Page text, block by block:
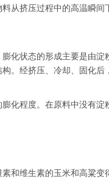
从挤压过程中的高温瞬
化状态的形成主要是由
。经挤压、冷却、固化
化程度。在原料中没有淀
和维生素的玉米和高粱